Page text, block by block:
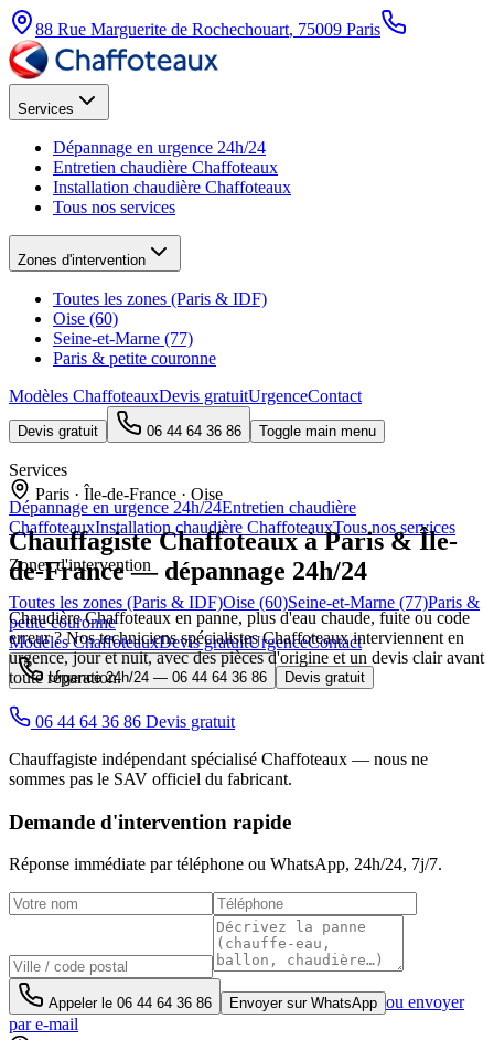
88 Rue Marguerite de Rochechouart, 75009 Paris
Services
Dépannage en urgence 24h/24
Entretien chaudière Chaffoteaux
Installation chaudière Chaffoteaux
Tous nos services
Zones d'intervention
Toutes les zones (Paris & IDF)
Oise (60)
Seine-et-Marne (77)
Paris & petite couronne
Modèles ChaffoteauxDevis gratuitUrgenceContact
Devis gratuit 06 44 64 36 86 Toggle main menu
Services
Dépannage en urgence 24h/24Entretien chaudière
ChaffoteauxInstallation chaudière ChaffoteauxTous nos services
Zones d'intervention
Toutes les zones (Paris & IDF)Oise (60)Seine-et-Marne (77)Paris &
petite couronne
Modèles ChaffoteauxDevis gratuitUrgenceContact
Urgence 24h/24 — 06 44 64 36 86 Devis gratuit
Paris · Île-de-France · Oise
ChauffagisteChaffoteauxà Paris & Île-
de-France — dépannage 24h/24
Chaudière Chaffoteaux en panne, plus d'eau chaude, fuite ou code
erreur ? Nos techniciens spécialistes Chaffoteaux interviennent en
urgence, jour et nuit, avec des pièces d'origine et un devis clair avant
toute réparation.
06 44 64 36 86 Devis gratuit
Chauffagiste indépendant spécialisé Chaffoteaux — nous ne
sommes pas le SAV officiel du fabricant.
Demande d'intervention rapide
Réponse immédiate par téléphone ou WhatsApp, 24h/24, 7j/7.
Appeler le 06 44 64 36 86 Envoyer sur WhatsApp ou envoyer
par e-mail